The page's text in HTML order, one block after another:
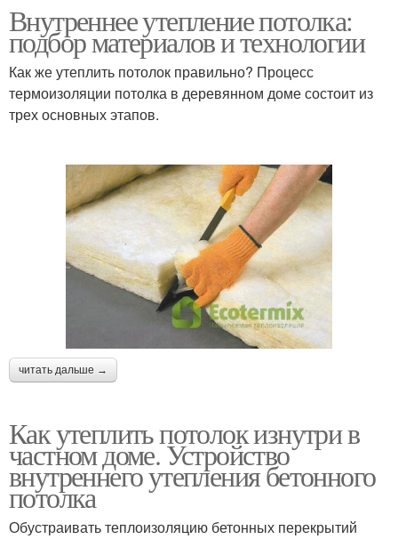
Внутреннее утепление потолка:
подбор материалов и технологии
Как же утеплить потолок правильно? Процесс
термоизоляции потолка в деревянном доме состоит из
трех основных этапов.
читать дальше →
Как утеплить потолок изнутри в
частном доме. Устройство
внутреннего утепления бетонного
потолка
Обустраивать теплоизоляцию бетонных перекрытий